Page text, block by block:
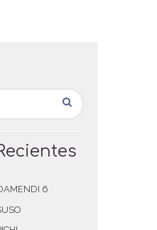
6